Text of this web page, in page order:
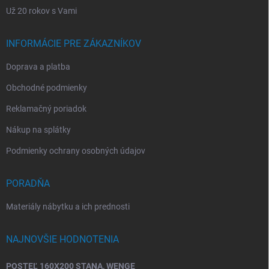
Už 20 rokov s Vami
INFORMÁCIE PRE ZÁKAZNÍKOV
Doprava a platba
Obchodné podmienky
Reklamačný poriadok
Nákup na splátky
Podmienky ochrany osobných údajov
PORADŇA
Materiály nábytku a ich prednosti
NAJNOVŠIE HODNOTENIA
POSTEĽ 160X200 STANA, WENGE